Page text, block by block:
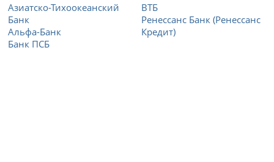
Азиатско-Тихоокеанский
Банк
Альфа-Банк
Банк ПСБ
ВТБ
Ренессанс Банк (Ренессанс
Кредит)